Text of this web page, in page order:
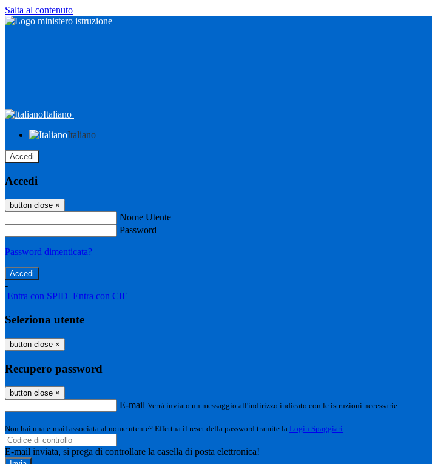
Salta al contenuto
Italiano
Italiano
Accedi
Accedi
button close ×
Nome Utente
Password
Password dimenticata?
-
Entra con SPID Entra con CIE
Seleziona utente
button close ×
Recupero password
button close ×
E-mail Verrà inviato un messaggio all'indirizzo indicato con le istruzioni necessarie.
Non hai una e-mail associata al nome utente? Effettua il reset della password tramite la Login Spaggiari
E-mail inviata, si prega di controllare la casella di posta elettronica!